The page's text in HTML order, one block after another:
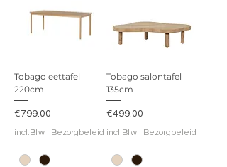
Tobago eettafel
220cm
Prijs
€799.00
incl.Btw Bezorgbeleid
Tobago salontafel
135cm
Prijs
€499.00
incl.Btw Bezorgbeleid